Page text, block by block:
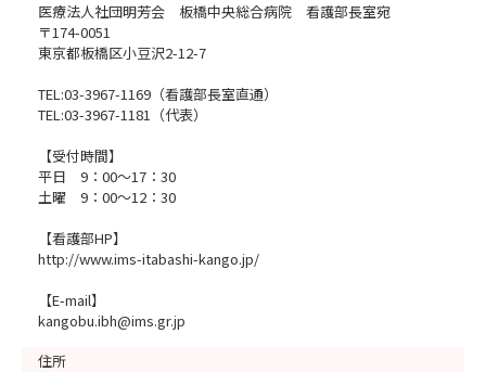
医療法人社団明芳会 板橋中央総合病院 看護部長室宛
〒174-0051
東京都板橋区小豆沢2-12-7
TEL:03-3967-1169（看護部長室直通）
TEL:03-3967-1181（代表）
【受付時間】
平日 9：00～17：30
土曜 9：00～12：30
【看護部HP】
http://www.ims-itabashi-kango.jp/
【E-mail】
kangobu.ibh@ims.gr.jp
住所